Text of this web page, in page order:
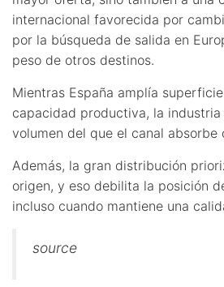
internacional favorecida por
por la búsqueda de salida en
peso de otros destinos.
Mientras España amplía
capacidad productiva, la industria
volumen del que el canal absorbe
Además, la gran distribución
origen, y eso debilita la posición
incluso cuando mantiene una
source